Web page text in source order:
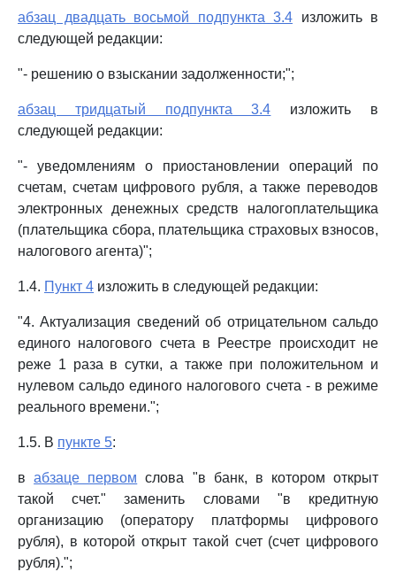
абзац двадцать восьмой подпункта 3.4 изложить в
следующей редакции:
"- решению о взыскании задолженности;";
абзац тридцатый подпункта 3.4 изложить в
следующей редакции:
"- уведомлениям о приостановлении операций по
счетам, счетам цифрового рубля, а также переводов
электронных денежных средств налогоплательщика
(плательщика сбора, плательщика страховых взносов,
налогового агента)";
1.4. Пункт 4 изложить в следующей редакции:
"4. Актуализация сведений об отрицательном сальдо
единого налогового счета в Реестре происходит не
реже 1 раза в сутки, а также при положительном и
нулевом сальдо единого налогового счета - в режиме
реального времени.";
1.5. В пункте 5:
вабзаце первом слова "в банк, в котором открыт
такой счет." заменить словами "в кредитную
организацию (оператору платформы цифрового
рубля), в которой открыт такой счет (счет цифрового
рубля).";